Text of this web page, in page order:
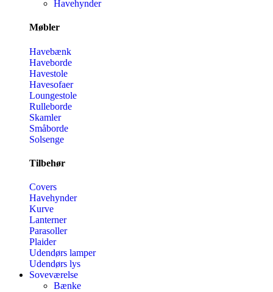
Havehynder
Møbler
Havebænk
Haveborde
Havestole
Havesofaer
Loungestole
Rulleborde
Skamler
Småborde
Solsenge
Tilbehør
Covers
Havehynder
Kurve
Lanterner
Parasoller
Plaider
Udendørs lamper
Udendørs lys
Soveværelse
Bænke